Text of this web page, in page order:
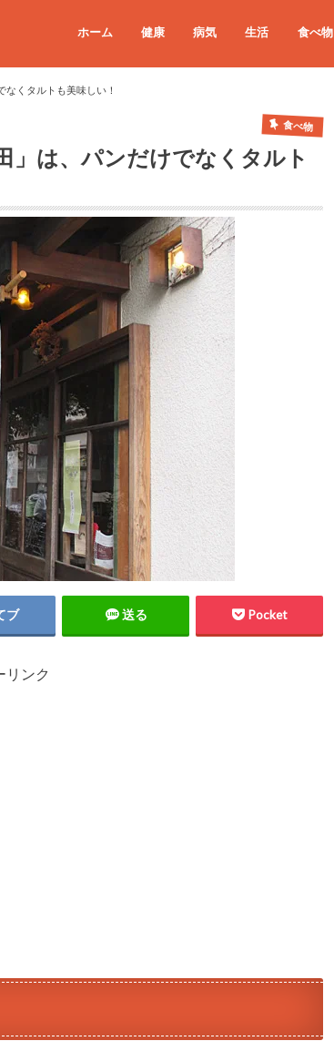
ホーム 健康 病気 生活 食べ物
くタルトも美味しい！
食べ物
」は、パンだけでなくタルト
ブ 送る Pocket
リンク